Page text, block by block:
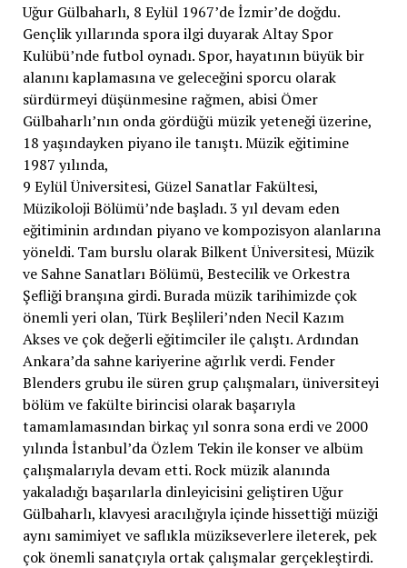
Uğur Gülbaharlı, 8 Eylül 1967’de İzmir’de doğdu.
Gençlik yıllarında spora ilgi duyarak Altay Spor
Kulübü’nde futbol oynadı. Spor, hayatının büyük bir
alanını kaplamasına ve geleceğini sporcu olarak
sürdürmeyi düşünmesine rağmen, abisi Ömer
Gülbaharlı’nın onda gördüğü müzik yeteneği üzerine,
18 yaşındayken piyano ile tanıştı. Müzik eğitimine
1987 yılında,
9 Eylül Üniversitesi, Güzel Sanatlar Fakültesi,
Müzikoloji Bölümü’nde başladı. 3 yıl devam eden
eğitiminin ardından piyano ve kompozisyon alanlarına
yöneldi. Tam burslu olarak Bilkent Üniversitesi, Müzik
ve Sahne Sanatları Bölümü, Bestecilik ve Orkestra
Şefliği branşına girdi. Burada müzik tarihimizde çok
önemli yeri olan, Türk Beşlileri’nden Necil Kazım
Akses ve çok değerli eğitimciler ile çalıştı. Ardından
Ankara’da sahne kariyerine ağırlık verdi. Fender
Blenders grubu ile süren grup çalışmaları, üniversiteyi
bölüm ve fakülte birincisi olarak başarıyla
tamamlamasından birkaç yıl sonra sona erdi ve 2000
yılında İstanbul’da Özlem Tekin ile konser ve albüm
çalışmalarıyla devam etti. Rock müzik alanında
yakaladığı başarılarla dinleyicisini geliştiren Uğur
Gülbaharlı, klavyesi aracılığıyla içinde hissettiği müziği
aynı samimiyet ve saflıkla müzikseverlere ileterek, pek
çok önemli sanatçıyla ortak çalışmalar gerçekleştirdi.